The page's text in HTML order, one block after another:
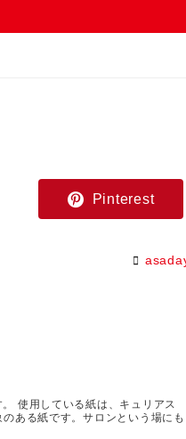
Pinterest
使用している紙は、キュリアス
ある紙です。サロンという場にも